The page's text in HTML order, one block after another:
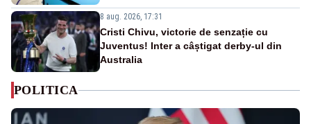
8 aug. 2026, 17:31
Cristi Chivu, victorie de senzație cu
Juventus! Inter a câștigat derby-ul din
Australia
POLITICA